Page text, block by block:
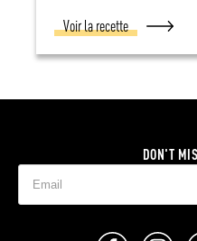
Voir la recette
DON'T